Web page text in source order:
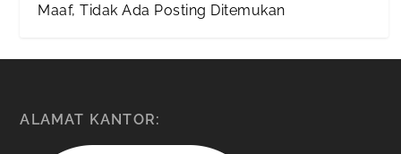
Maaf, Tidak Ada Posting Ditemukan
ALAMAT KANTOR: